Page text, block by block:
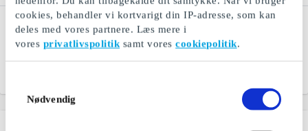
cookies, behandler vi kortvarigt din IP-adresse, som kan
deles med vores partnere. Læs mere i
vores privatlivspolitik samt vorescookiepolitik.
Nødvendig
Tailor Store DK Gavekort
Kvalitetsskjorter syet efter
Espresso House DK
Gavekort